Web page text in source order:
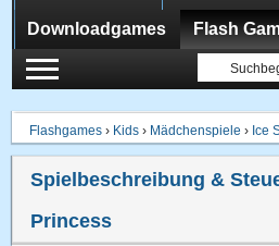
Downloadgames Flash
Flashgames › Kids › Mädchenspiele › Ice
Spielbeschreibung &
Princess